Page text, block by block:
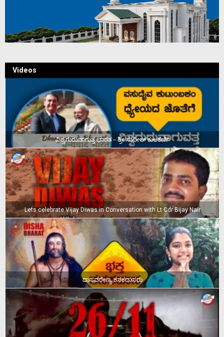
Videos
ವಿಶ್ವಗುರುವಾಗುತ್ತ ಭಾರತ – ಶ್ರೀ ಸುನೀಲ್‌ ಕುಲಕರ್ಣಿ
Lets celebrate Vijay Diwas in Conversation with Lt Cdr Bijay Nair
ದಾಸವರೇಣ್ಯ ಕನಕದಾಸರು